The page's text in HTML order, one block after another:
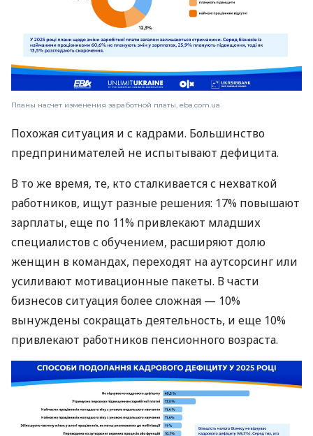
Планы насчет изменения заработной платы, eba.com.ua
Похожая ситуация и с кадрами. Большинство
предпринимателей не испытывают дефицита.
В то же время, те, кто сталкивается с нехваткой
работников, ищут разные решения: 17% повышают
зарплаты, еще по 11% привлекают младших
специалистов с обучением, расширяют долю
женщин в командах, переходят на аутсорсинг или
усиливают мотивационные пакеты. В части
бизнесов ситуация более сложная — 10%
вынуждены сокращать деятельность, и еще 10%
привлекают работников пенсионного возраста.